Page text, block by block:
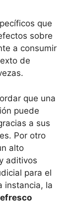
que
sobre
a consumir
de
que una
puede
a sus
Por otro
alto
aditivos
para el
instancia, la